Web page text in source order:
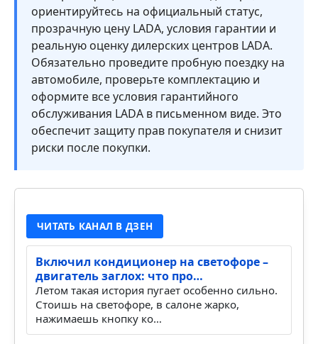
ориентируйтесь на официальный статус,
прозрачную цену LADA, условия гарантии и
реальную оценку дилерских центров LADA.
Обязательно проведите пробную поездку на
автомобиле, проверьте комплектацию и
оформите все условия гарантийного
обслуживания LADA в письменном виде. Это
обеспечит защиту прав покупателя и снизит
риски после покупки.
ЧИТАТЬ КАНАЛ В ДЗЕН